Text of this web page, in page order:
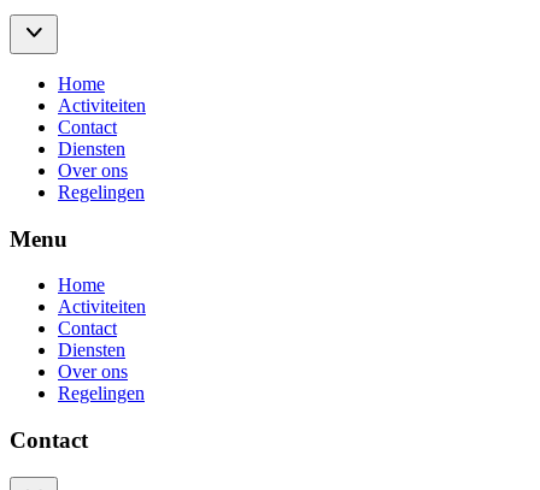
Home
Activiteiten
Contact
Diensten
Over ons
Regelingen
Menu
Home
Activiteiten
Contact
Diensten
Over ons
Regelingen
Contact